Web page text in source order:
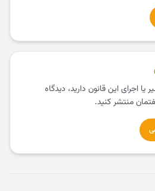
یا اجرای این قانون دارید، دیدگاه
منتشر کنید.